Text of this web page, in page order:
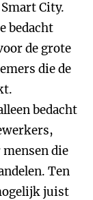
City.
bedacht
de grote
die de
bedacht
die
Ten
juist